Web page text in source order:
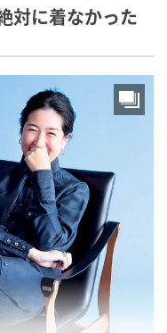
対に着なかった